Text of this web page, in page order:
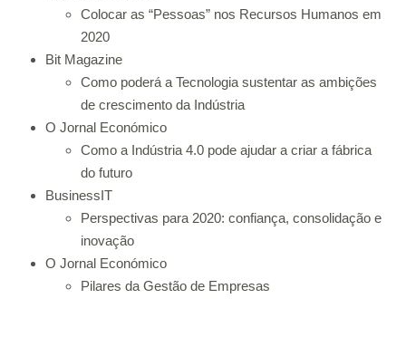
Colocar as “Pessoas” nos Recursos Humanos em
2020
Bit Magazine
Como poderá a Tecnologia sustentar as ambições
de crescimento da Indústria
O Jornal Económico
Como a Indústria 4.0 pode ajudar a criar a fábrica
do futuro
BusinessIT
Perspectivas para 2020: confiança, consolidação e
inovação
O Jornal Económico
Pilares da Gestão de Empresas